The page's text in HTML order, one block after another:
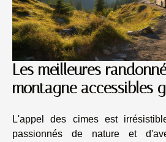
Les meilleures
montagne accessibles
L'appel des cimes est
passionnés de nature et